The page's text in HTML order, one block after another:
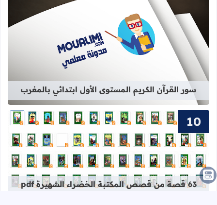
قراءة المزيد عن سور القرآن الكريم
سور القرآن الكريم المستوى الأول ابتدائي بالمغرب
قراءة المزيد عن 63 قصة من قصص المكتبة الخضراء الشهيرة pdf برابط واحد
63 قصة من قصص المكتبة الخضراء الشهيرة pdf